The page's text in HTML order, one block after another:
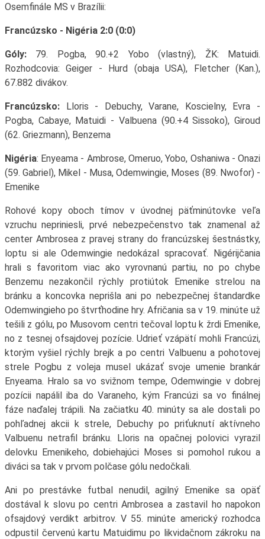
Osemfinále MS v Brazílii:
Francúzsko - Nigéria 2:0 (0:0)
Góly:79. Pogba, 90.+2 Yobo (vlastný), ŽK: Matuidi.
Rozhodcovia: Geiger - Hurd (obaja USA), Fletcher (Kan.),
67.882 divákov.
Francúzsko:Lloris - Debuchy, Varane, Koscielny, Evra -
Pogba, Cabaye, Matuidi - Valbuena (90.+4 Sissoko), Giroud
(62. Griezmann), Benzema
Nigéria: Enyeama - Ambrose, Omeruo, Yobo, Oshaniwa - Onazi
(59. Gabriel), Mikel - Musa, Odemwingie, Moses (89. Nwofor) -
Emenike
Rohové kopy oboch tímov v úvodnej päťminútovke veľa
vzruchu nepriniesli, prvé nebezpečenstvo tak znamenal až
center Ambrosea z pravej strany do francúzskej šestnástky,
loptu si ale Odemwingie nedokázal spracovať. Nigérijčania
hrali s favoritom viac ako vyrovnanú partiu, no po chybe
Benzemu nezakončil rýchly protiútok Emenike strelou na
bránku a koncovka neprišla ani po nebezpečnej štandardke
Odemwingieho po štvrťhodine hry. Afričania sa v 19. minúte už
tešili z gólu, po Musovom centri tečoval loptu k žrdi Emenike,
no z tesnej ofsajdovej pozície. Udrieť vzápätí mohli Francúzi,
ktorým vyšiel rýchly brejk a po centri Valbuenu a pohotovej
strele Pogbu z voleja musel ukázať svoje umenie brankár
Enyeama. Hralo sa vo svižnom tempe, Odemwingie v dobrej
pozícii napálil iba do Varaneho, kým Francúzi sa vo finálnej
fáze naďalej trápili. Na začiatku 40. minúty sa ale dostali po
pohľadnej akcii k strele, Debuchy po priťuknutí aktívneho
Valbuenu netrafil bránku. Lloris na opačnej polovici vyrazil
delovku Emenikeho, dobiehajúci Moses si pomohol rukou a
diváci sa tak v prvom polčase gólu nedočkali.
Ani po prestávke futbal nenudil, agilný Emenike sa opäť
dostával k slovu po centri Ambrosea a zastavil ho napokon
ofsajdový verdikt arbitrov. V 55. minúte americký rozhodca
odpustil červenú kartu Matuidimu po likvidačnom zákroku na